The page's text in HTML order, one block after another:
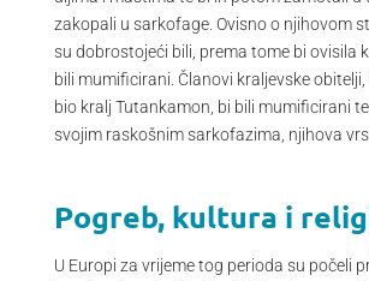
zakopali u sarkofage. Ovisno o njihovom
su dobrostojeći bili, prema tome bi ovisila
bili mumificirani. Članovi kraljevske
bio kralj Tutankamon, bi bili mumificirani
svojim raskošnim sarkofazima, njihova
Pogreb, kultura i
U Europi za vrijeme tog perioda su počeli